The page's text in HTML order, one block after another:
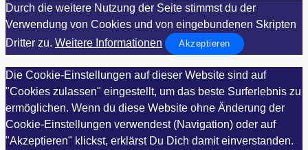
Durch die weitere Nutzung der Seite stimmst du der
Verwendung von Cookies und von eingebundenen Skripten
Dritter zu. Weitere Informationen Akzeptieren
Die Cookie-Einstellungen auf dieser Website sind auf
"Cookies zulassen" eingestellt, um das beste Surferlebnis zu
ermöglichen. Wenn du diese Website ohne Änderung der
Cookie-Einstellungen verwendest (Navigation) oder auf
"Akzeptieren" klickst, erklärst Du Dich damit einverstanden.